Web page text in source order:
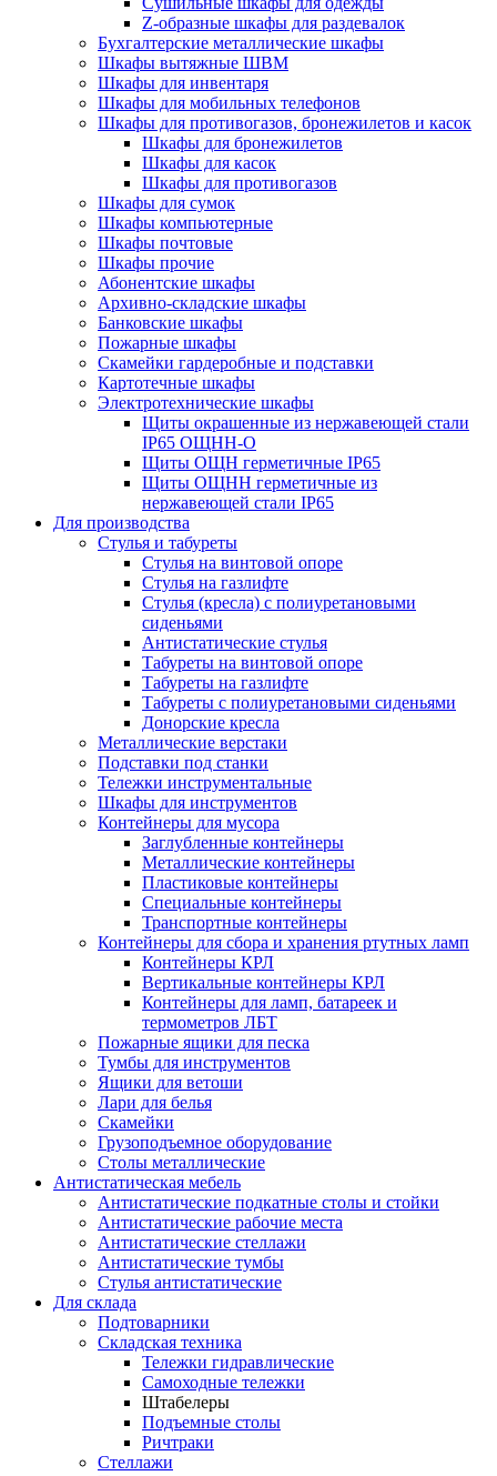
Z-образные шкафы для раздевалок
Бухгалтерские металлические шкафы
Шкафы вытяжные ШВМ
Шкафы для инвентаря
Шкафы для мобильных телефонов
Шкафы для противогазов, бронежилетов и касок
Шкафы для бронежилетов
Шкафы для касок
Шкафы для противогазов
Шкафы для сумок
Шкафы компьютерные
Шкафы почтовые
Шкафы прочие
Абонентские шкафы
Архивно-складские шкафы
Банковские шкафы
Пожарные шкафы
Скамейки гардеробные и подставки
Картотечные шкафы
Электротехнические шкафы
Щиты окрашенные из нержавеющей стали
IP65 ОЩНН-О
Щиты ОЩН герметичные IP65
Щиты ОЩНН герметичные из
нержавеющей стали IP65
Для производства
Стулья и табуреты
Стулья на винтовой опоре
Стулья на газлифте
Стулья (кресла) с полиуретановыми
сиденьями
Антистатические стулья
Табуреты на винтовой опоре
Табуреты на газлифте
Табуреты с полиуретановыми сиденьями
Донорские кресла
Металлические верстаки
Подставки под станки
Тележки инструментальные
Шкафы для инструментов
Контейнеры для мусора
Заглубленные контейнеры
Металлические контейнеры
Пластиковые контейнеры
Специальные контейнеры
Транспортные контейнеры
Контейнеры для сбора и хранения ртутных ламп
Контейнеры КРЛ
Вертикальные контейнеры КРЛ
Контейнеры для ламп, батареек и
термометров ЛБТ
Пожарные ящики для песка
Тумбы для инструментов
Ящики для ветоши
Лари для белья
Скамейки
Грузоподъемное оборудование
Столы металлические
Антистатическая мебель
Антистатические подкатные столы и стойки
Антистатические рабочие места
Антистатические стеллажи
Антистатические тумбы
Стулья антистатические
Для склада
Подтоварники
Складская техника
Тележки гидравлические
Самоходные тележки
Штабелеры
Подъемные столы
Ричтраки
Стеллажи